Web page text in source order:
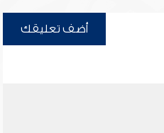
أضف تعليقك